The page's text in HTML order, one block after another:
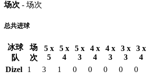
场次 - 场次
总共进球
冰球
队
场
次
5 x
5
5 x
4
5 x
3
4 x
4
4 x
3
3 x
3
3 x
4
Dizel
1 3 1 0 0 0 0 0